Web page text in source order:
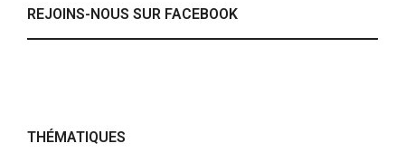
REJOINS-NOUS SUR FACEBOOK
THÉMATIQUES